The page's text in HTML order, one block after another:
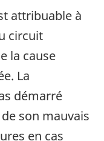
attribuable à
circuit
la cause
La
démarré
son mauvais
en cas